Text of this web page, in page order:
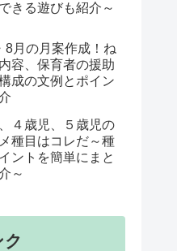
きる遊びも紹介～
8月の月案作成！ね
容、保育者の援助
成の文例とポイン
４歳児、５歳児の
種目はコレだ～種
ントを簡単にまと
～